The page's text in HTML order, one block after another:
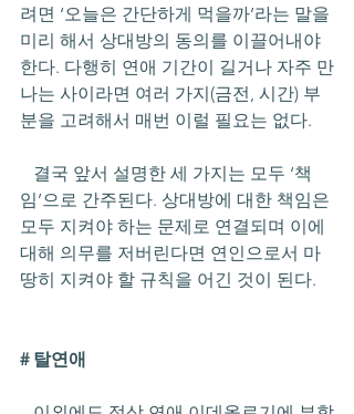
려면 ‘오늘은 간단하게 먹을까’라는 말을
미리 해서 상대방의 동의를 이끌어내야
한다. 다행히 연애 기간이 길거나 자주 만
나는 사이라면 여러 가지(금전, 시간) 부
분을 고려해서 매번 이럴 필요는 없다.
임’으로 간주된다. 상대방에 대한 책임은
모두 지켜야 하는 문제로 연결되며 이에
대해 의무를 저버린다면 연인으로서 마
땅히 지켜야 할 규칙을 어긴 것이 된다.
# 탈연애